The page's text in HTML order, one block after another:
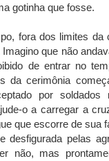
gotinha que fosse.
fora dos limites da
que não
de entrar no
da cerimônia
por soldados
o a carregar a
que escorre de sua
pelas
não, mas